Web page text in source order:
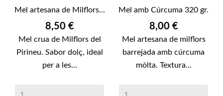
Mel artesana de Milflors...
Preu
8,50 €
Mel crua de Milflors del
Pirineu. Sabor dolç, ideal
per a les...
Mel amb Cúrcuma 320 gr.
Preu
8,00 €
Mel artesana de milflors
barrejada amb cúrcuma
mòlta. Textura...